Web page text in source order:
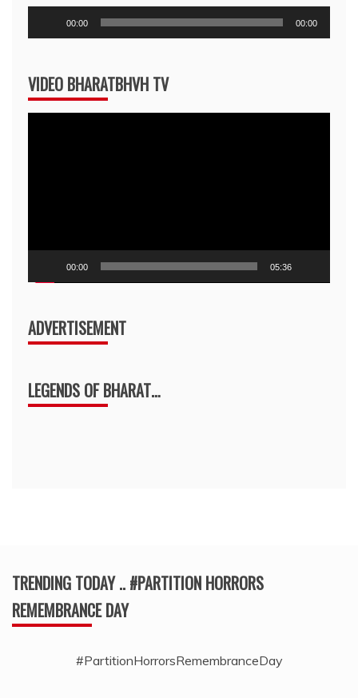
Player
00:00 00:00
VIDEO BHARATBHVH TV
00:00 05:36
ADVERTISEMENT
LEGENDS OF BHARAT…
TRENDING TODAY .. #PARTITION HORRORS
REMEMBRANCE DAY
#PartitionHorrorsRemembranceDay